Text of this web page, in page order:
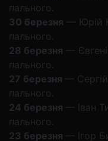
пального.
30 березня — Юрій
пального.
28 березня —
пального.
27 березня —
пального.
24 березня — Іван
пального.
23 березня — Ігор